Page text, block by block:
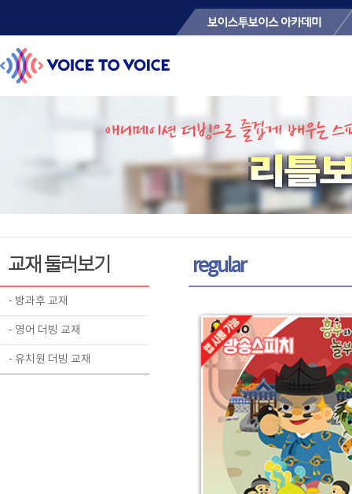
교재 둘러보기
- 방과후 교재
- 영어 더빙 교재
- 유치원 더빙 교재
regular